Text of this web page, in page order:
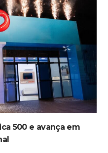
500 e avança em